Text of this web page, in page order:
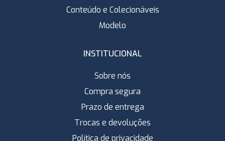
Conteúdo e Colecionáveis
Modelo
INSTITUCIONAL
Sobre nós
Compra segura
Prazo de entrega
Trocas e devoluções
Política de privacidade